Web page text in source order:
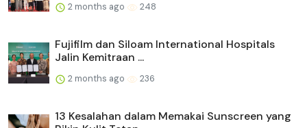
2 months ago 248
Fujifilm dan Siloam International Hospitals
Jalin Kemitraan ...
2 months ago 236
13 Kesalahan dalam Memakai Sunscreen yang